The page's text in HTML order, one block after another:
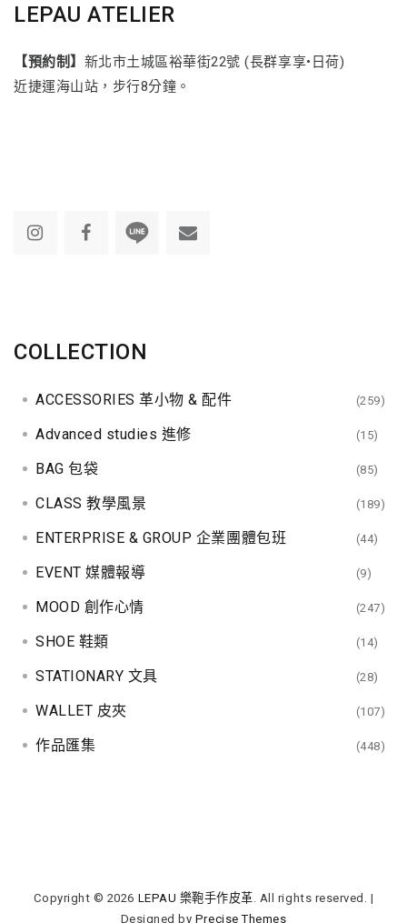
LEPAU ATELIER
【預約制】 新北市土城區裕華街22號 (長群享享•日荷)
近捷運海山站，步行8分鐘。
COLLECTION
ACCESSORIES 革小物 & 配件 (259)
Advanced studies 進修 (15)
BAG 包袋 (85)
CLASS 教學風景 (189)
ENTERPRISE & GROUP 企業團體包班 (44)
EVENT 媒體報導 (9)
MOOD 創作心情 (247)
SHOE 鞋類 (14)
STATIONARY 文具 (28)
WALLET 皮夾 (107)
作品匯集 (448)
Copyright © 2026 LEPAU 樂鞄手作皮革. All rights reserved. |
Designed by Precise Themes